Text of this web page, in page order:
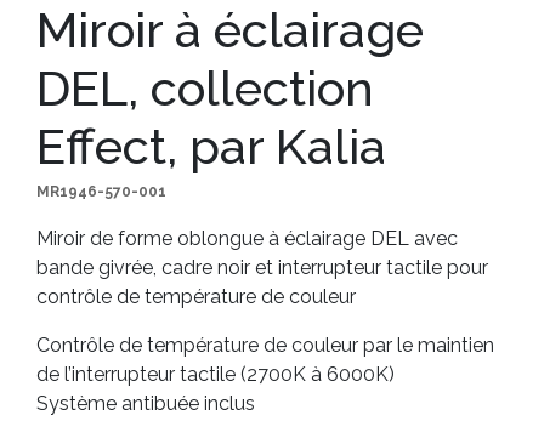
Miroir à éclairage
DEL, collection
Effect, par Kalia
MR1946-570-001
Miroir de forme oblongue à éclairage DEL avec
bande givrée, cadre noir et interrupteur tactile pour
contrôle de température de couleur
Contrôle de température de couleur par le maintien
de l’interrupteur tactile (2700K à 6000K)
Système antibuée inclus